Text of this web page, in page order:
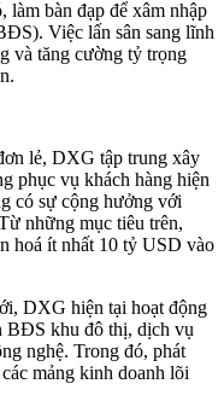
làm bàn đạp để xâm nhập
Việc lấn sân sang lĩnh
và tăng cường tỷ trọng
lẻ, DXG tập trung xây
phục vụ khách hàng hiện
có sự cộng hưởng với
những mục tiêu trên,
hoá ít nhất 10 tỷ USD vào
DXG hiện tại hoạt động
BĐS khu đô thị, dịch vụ
nghệ. Trong đó, phát
mảng kinh doanh lõi